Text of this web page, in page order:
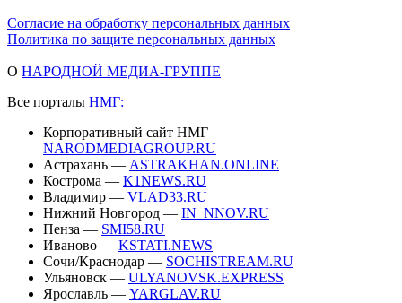
Согласие на обработку персональных данных
Политика по защите персональных данных
О НАРОДНОЙ МЕДИА-ГРУППЕ
Все порталы НМГ:
Корпоративный сайт НМГ —
NARODMEDIAGROUP.RU
Астрахань — ASTRAKHAN.ONLINE
Кострома — K1NEWS.RU
Владимир — VLAD33.RU
Нижний Новгород — IN_NNOV.RU
Пенза — SMI58.RU
Иваново — KSTATI.NEWS
Сочи/Краснодар — SOCHISTREAM.RU
Ульяновск — ULYANOVSK.EXPRESS
Ярославль — YARGLAV.RU